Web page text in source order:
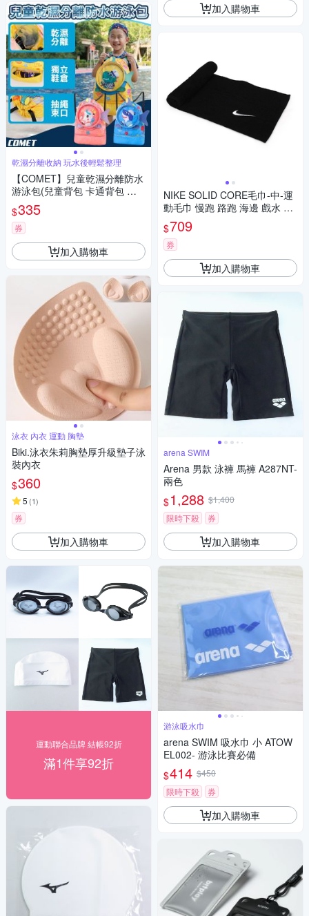
乾濕分離收納 玩水後輕鬆整理
【COMET】兒童乾濕分離防水
游泳包(兒童背包 卡通背包 乾
濕分離背包 游泳背包 後背包/C
SB01)
$335
券
加入購物車
泳衣 內衣 運動 胸墊
Biki.泳衣朱莉胸墊厚升級墊子泳
裝內衣
$360
5 (1)
券
加入購物車
運動聯合品牌 結帳92折
滿1件享92折
加入購物車
NIKE SOLID CORE毛巾-中-運
動毛巾 慢跑 路跑 海邊 戲水 浴
巾 N1001541010NS 黑白
$709
券
加入購物車
arena SWIM
Arena 男款 泳褲 馬褲 A287NT-
兩色
$1,288 $1,400
限時下殺
券
加入購物車
游泳吸水巾
arena SWIM 吸水巾 小 ATOW
EL002- 游泳比賽必備
$414 $450
限時下殺
券
加入購物車